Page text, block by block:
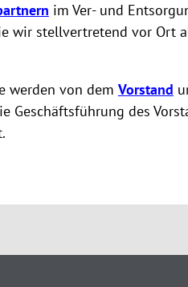
im Ver- und
wir stellvertretend vor Ort
werden von dem Vorstand
Geschäftsführung des